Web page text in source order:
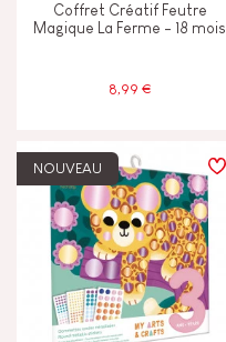
Coffret Créatif Feutre
Magique La Ferme - 18 mois
8,99 €
NOUVEAU